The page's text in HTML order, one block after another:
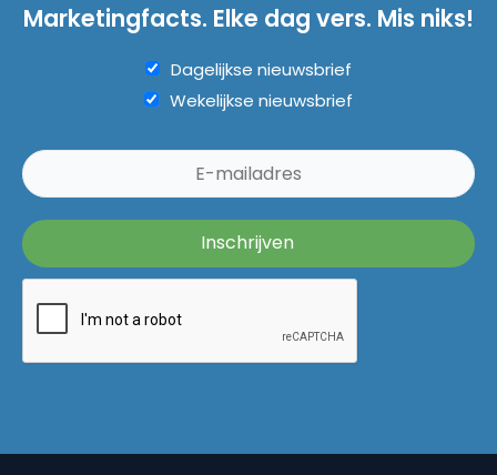
Marketingfacts. Elke dag vers. Mis niks!
Dagelijkse nieuwsbrief
Wekelijkse nieuwsbrief